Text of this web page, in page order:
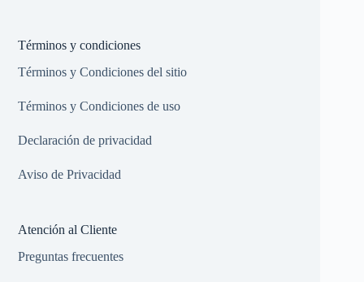
Términos y condiciones
Términos y Condiciones del sitio
Términos y Condiciones de uso
Declaración de privacidad
Aviso de Privacidad
Atención al Cliente
Preguntas frecuentes